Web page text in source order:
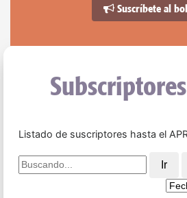
Suscríbete al
Listado de suscriptores hasta el
Ir